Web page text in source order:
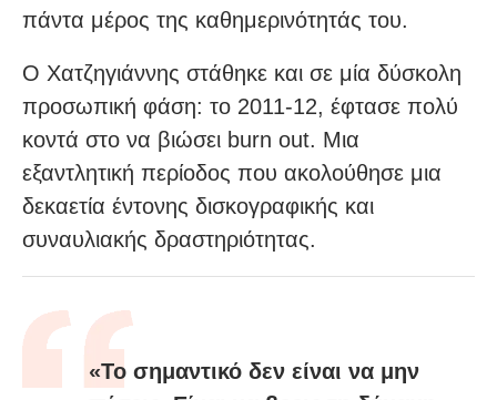
πάντα μέρος της καθημερινότητάς του.
Ο Χατζηγιάννης στάθηκε και σε μία δύσκολη
προσωπική φάση: το 2011-12, έφτασε πολύ
κοντά στο να βιώσει burn out. Μια
εξαντλητική περίοδος που ακολούθησε μια
δεκαετία έντονης δισκογραφικής και
συναυλιακής δραστηριότητας.
«Το σημαντικό δεν είναι να μην